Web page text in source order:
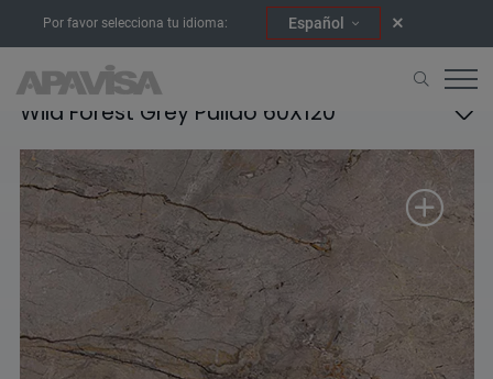
Por favor selecciona tu idioma: Español
Wild Forest Grey Pulido 60X120